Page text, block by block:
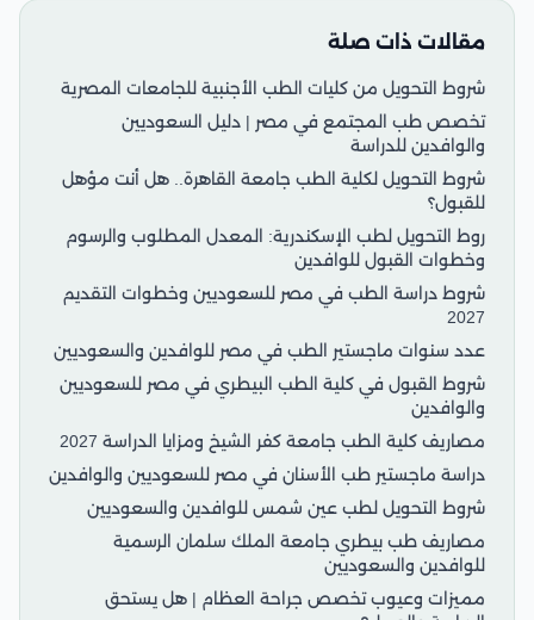
مقالات ذات صلة
شروط التحويل من كليات الطب الأجنبية للجامعات المصرية
تخصص طب المجتمع في مصر | دليل السعوديين
والوافدين للدراسة
شروط التحويل لكلية الطب جامعة القاهرة.. هل أنت مؤهل
للقبول؟
روط التحويل لطب الإسكندرية: المعدل المطلوب والرسوم
وخطوات القبول للوافدين
شروط دراسة الطب في مصر للسعوديين وخطوات التقديم
2027
عدد سنوات ماجستير الطب في مصر للوافدين والسعوديين
شروط القبول في كلية الطب البيطري في مصر للسعوديين
والوافدين
مصاريف كلية الطب جامعة كفر الشيخ ومزايا الدراسة 2027
دراسة ماجستير طب الأسنان في مصر للسعوديين والوافدين
شروط التحويل لطب عين شمس للوافدين والسعوديين
مصاريف طب بيطري جامعة الملك سلمان الرسمية
للوافدين والسعوديين
مميزات وعيوب تخصص جراحة العظام | هل يستحق